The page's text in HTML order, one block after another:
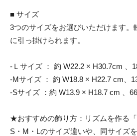
■ サイズ
3つのサイズをお選びいただけます。
に引っ掛けられます。
-Ｌサイズ ： 約 W22.2 × H30.7cm 、
-Mサイズ ： 約 W18.8 × H22.7 cm、
-Sサイズ ：約 W13.9 × H18.7 cm 、
★おすすめの飾り方：リズムを作る「
S・M・Lのサイズ違いや、同サイズ